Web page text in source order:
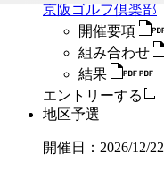
京阪ゴルフ倶楽部
開催要項
組み合わせ
結果
エントリーする
地区予選
開催日： 2026/12/22